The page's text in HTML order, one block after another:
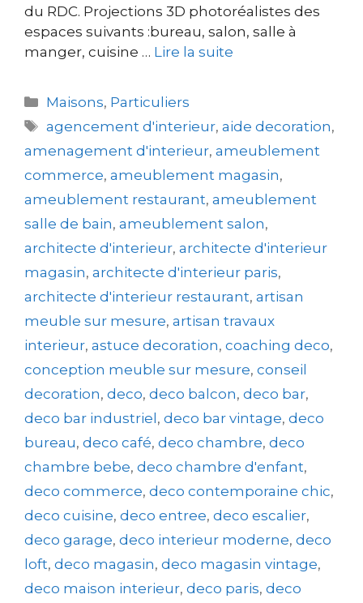
du RDC. Projections 3D photoréalistes des
espaces suivants :bureau, salon, salle à
manger, cuisine … Lire la suite
Maisons, Particuliers
agencement d'interieur,aide decoration,
amenagement d'interieur, ameublement
commerce, ameublement magasin,
ameublement restaurant, ameublement
salle de bain, ameublement salon,
architecte d'interieur, architecte d'interieur
magasin, architecte d'interieur paris,
architecte d'interieur restaurant, artisan
meuble sur mesure, artisan travaux
interieur, astuce decoration, coaching deco,
conception meuble sur mesure, conseil
decoration, deco, deco balcon, deco bar,
deco bar industriel, deco bar vintage, deco
bureau, deco café, deco chambre, deco
chambre bebe, deco chambre d'enfant,
deco commerce, deco contemporaine chic,
deco cuisine, deco entree, deco escalier,
deco garage, deco interieur moderne, deco
loft, deco magasin, deco magasin vintage,
deco maison interieur, deco paris, deco